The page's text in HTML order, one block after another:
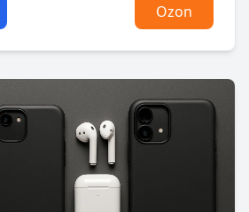
Ozon